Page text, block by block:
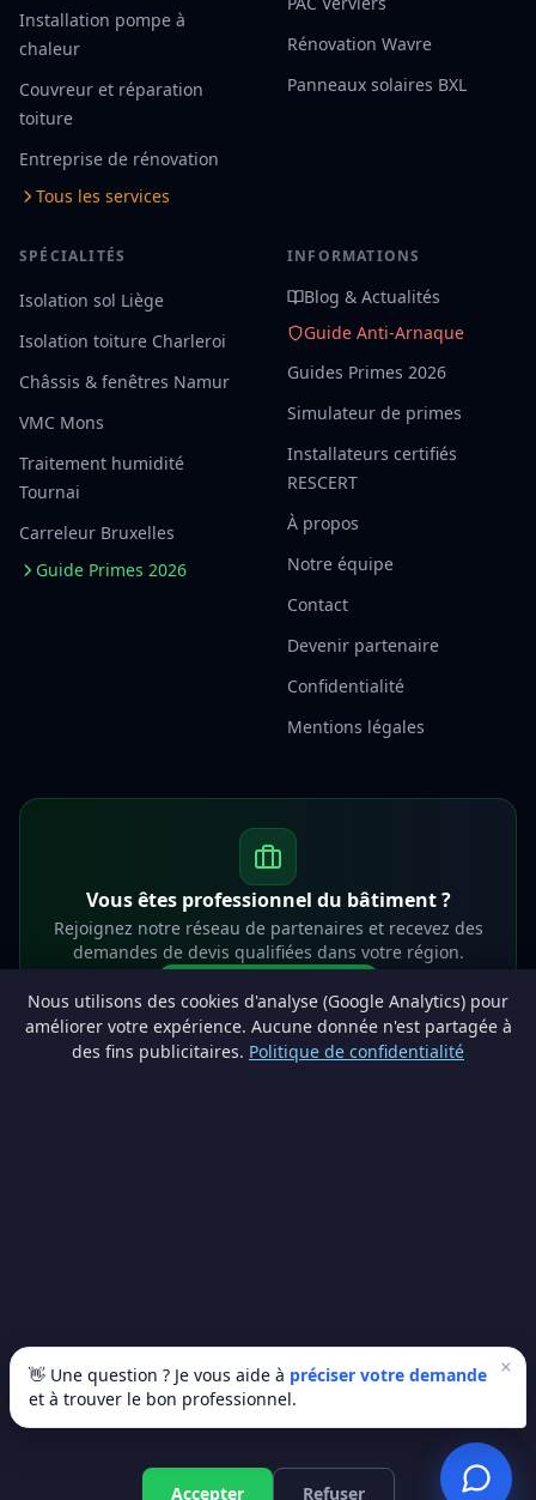
Nous utilisons des cookies d'analyse (Google Analytics) pour
améliorer votre expérience. Aucune donnée n'est partagée à
des fins publicitaires. Politique de confidentialité
Accepter Refuser
Installation pompe à
chaleur
Couvreur et réparation
toiture
Entreprise de rénovation
Tous les services
Rénovation Wavre
Panneaux solaires BXL
SPÉCIALITÉS
Isolation sol Liège
Isolation toiture Charleroi
Châssis & fenêtres Namur
VMC Mons
Traitement humidité
Tournai
Carreleur Bruxelles
Guide Primes 2026
INFORMATIONS
Blog & Actualités
Guide Anti-Arnaque
Guides Primes 2026
Simulateur de primes
Installateurs certifiés
RESCERT
À propos
Notre équipe
Contact
Devenir partenaire
Confidentialité
Mentions légales
Vous êtes professionnel du bâtiment ?
Rejoignez notre réseau de partenaires et recevez des
demandes de devis qualifiées dans votre région.
info@lesprosdemaville.be
conseil personnalisé.
×
👋 Une question ? Je vous aide à préciser votre demande
et à trouver le bon professionnel.